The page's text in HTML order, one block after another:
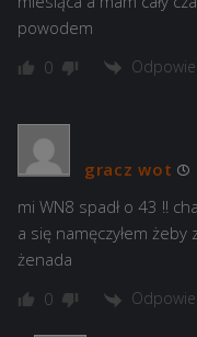
powodem
0
gracz wot
mi WN8 spadł o 43 !!
a się namęczyłem
żenada
0